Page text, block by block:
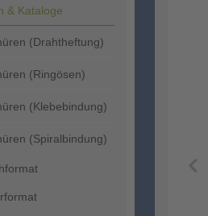
& Kataloge
(Drahtheftung)
(Ringösen)
(Klebebindung)
(Spiralbindung)